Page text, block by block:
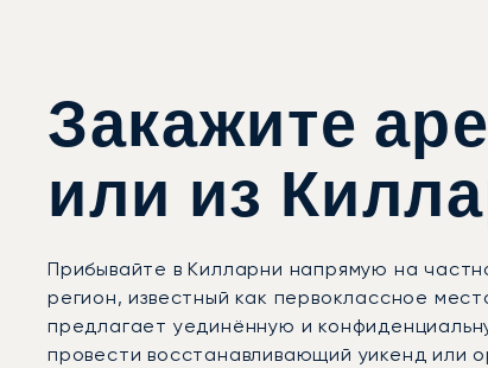
Закажите
или из
Прибывайте в Килларни напрямую на
регион, известный как первоклассное
предлагает уединённую и
провести восстанавливающий уикенд или